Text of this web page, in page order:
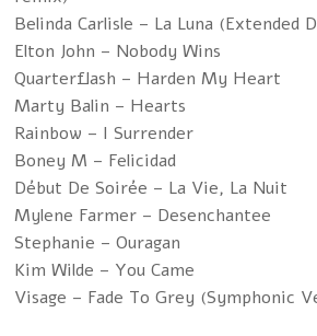
Belinda Carlisle – La Luna (Extended
Elton John – Nobody Wins
Quarterflash – Harden My Heart
Marty Balin – Hearts
Rainbow – I Surrender
Boney M – Felicidad
Début De Soirée – La Vie, La Nuit
Mylene Farmer – Desenchantee
Stephanie – Ouragan
Kim Wilde – You Came
Visage – Fade To Grey (Symphonic